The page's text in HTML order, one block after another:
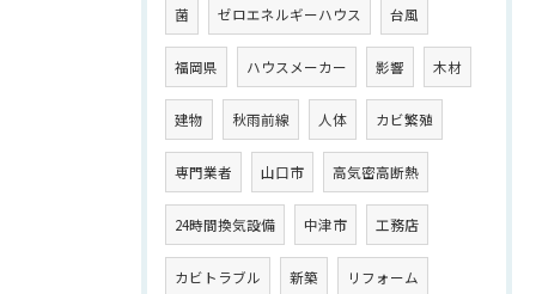
菌 ゼロエネルギーハウス 台風
福岡県 ハウスメーカー 影響 木材
建物 秋雨前線 人体 カビ繁殖
専門業者 山口市 高気密高断熱
24時間換気設備 中津市 工務店
カビトラブル 新築 リフォーム